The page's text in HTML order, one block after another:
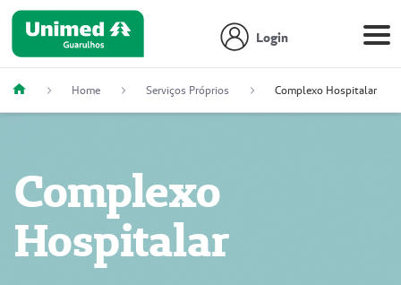
Login
Home Serviços Próprios Complexo Hospitalar
Complexo
Hospitalar